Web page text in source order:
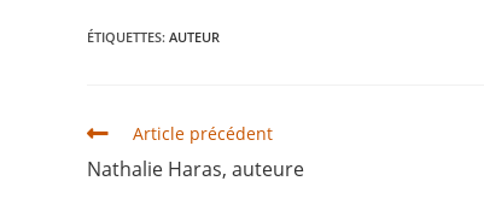
ÉTIQUETTES: AUTEUR
Article précédent
Nathalie Haras, auteure